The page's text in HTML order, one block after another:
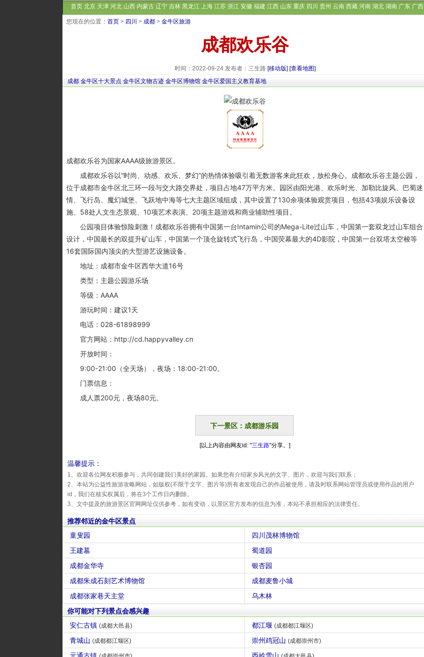
首页 北京 天津 河北 山西 内蒙古 辽宁 吉林 黑龙江 上海 江苏 浙江 安徽 福建 江西 山东 重庆 四川 贵州 云南 西藏 河南 湖北 湖南 广东 广西
您现在的位置： 首页 > 四川 > 成都 > 金牛区旅游
成都欢乐谷
时间：2022-09-24 发布者：三生路 [移动版] [查看地图]
成都 金牛区十大景点 金牛区文物古迹 金牛区博物馆 金牛区爱国主义教育基地
成都欢乐谷为国家AAAA级旅游景区。
成都欢乐谷以“时尚、动感、欢乐、梦幻”的热情体验吸引着无数游客来此狂欢，放松身心。成都欢乐谷主题公园，
位于成都市金牛区北三环一段与交大路交界处，项目占地47万平方米。园区由阳光港、欢乐时光、加勒比旋风、巴蜀迷
情、飞行岛、魔幻城堡、飞跃地中海等七大主题区域组成，其中设置了130余项体验观赏项目，包括43项娱乐设备设
施、58处人文生态景观、10项艺术表演、20项主题游戏和商业辅助性项目。
公园项目体验惊险刺激！成都欢乐谷拥有中国第一台Intamin公司的Mega-Lite过山车，中国第一套双龙过山车组合
设计，中国最长的双提升矿山车，中国第一个顶仓旋转式飞行岛，中国荧幕最大的4D影院，中国第一台双塔太空梭等
16套国际国内顶尖的大型游艺设施设备。
地址：成都市金牛区西华大道16号
类型：主题公园游乐场
等级：AAAA
游玩时间：建议1天
电话：028-61898999
官方网站：http://cd.happyvalley.cn
开放时间：
9:00-21:00（全天场），夜场：18:00-21:00。
门票信息：
成人票200元，夜场80元。
下一景区：成都游乐园
[以上内容由网友id: "三生路"分享。]
温馨提示：
1、欢迎各位网友积极参与，共同创建我们美好的家园。如果您有介绍家乡风光的文字、图片，欢迎与我们联系；
2、本站为公益性旅游攻略网站，如版权(不限于文字、图片等)所有者发现自己的作品被使用，请及时联系网站管理员或使用作品的用户
id，我们在核实权属后，将在3个工作日内删除。
3、文中提及的旅游景区官网网址仅供参考，如有变动，以景区官方发布的信息为准，本站不承担相应的法律责任。
推荐邻近的金牛区景点
童叟园
四川茂林博物馆
王建墓
蜀道园
成都金华寺
银杏园
成都朱成石刻艺术博物馆
成都麦鲁小城
成都张家巷天主堂
乌木林
你可能对下列景点会感兴趣
安仁古镇 (成都大邑县) 都江堰 (成都都江堰区)
青城山 (成都都江堰区) 崇州鸡冠山 (成都崇州市)